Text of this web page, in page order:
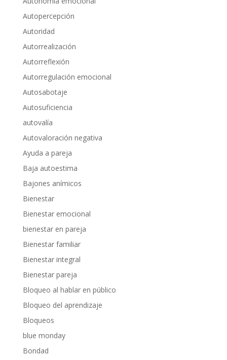
Autopercepción
Autoridad
Autorrealización
Autorreflexión
Autorregulación emocional
Autosabotaje
Autosuficiencia
autovalía
Autovaloración negativa
Ayuda a pareja
Baja autoestima
Bajones anímicos
Bienestar
Bienestar emocional
bienestar en pareja
Bienestar familiar
Bienestar integral
Bienestar pareja
Bloqueo al hablar en público
Bloqueo del aprendizaje
Bloqueos
blue monday
Bondad